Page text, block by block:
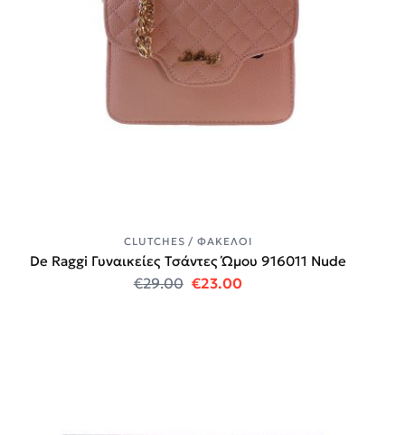
CLUTCHES / ΦΆΚΕΛΟΙ
De Raggi Γυναικείες Τσάντες Ώμου 916011 Nude
€29.00 Original price was: €29.00.
€23.00Η τρέχουσα τιμή